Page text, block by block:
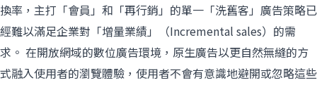
換率，主打「會員」和「再行銷」的單一「洗舊客」廣告策略已
經難以滿足企業對「增量業績」（Incremental sales）的需
求。 在開放網域的數位廣告環境，原生廣告以更自然無縫的方
式融入使用者的瀏覽體驗，使用者不會有意識地避開或忽略這些